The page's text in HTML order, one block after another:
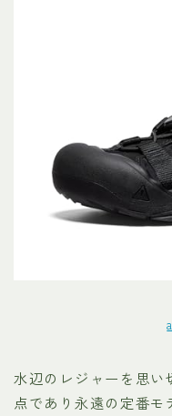
水辺のレジャーを思い
点であり永遠の定番モ